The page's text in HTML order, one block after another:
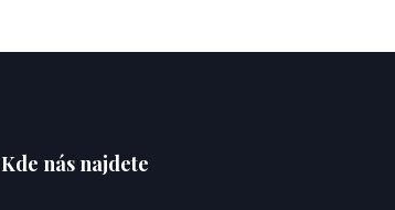
Kde nás najdete